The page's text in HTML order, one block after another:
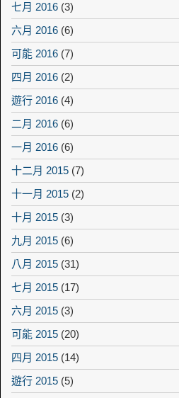
七月 2016 (3)
六月 2016 (6)
可能 2016 (7)
四月 2016 (2)
遊行 2016 (4)
二月 2016 (6)
一月 2016 (6)
十二月 2015 (7)
十一月 2015 (2)
十月 2015 (3)
九月 2015 (6)
八月 2015 (31)
七月 2015 (17)
六月 2015 (3)
可能 2015 (20)
四月 2015 (14)
遊行 2015 (5)